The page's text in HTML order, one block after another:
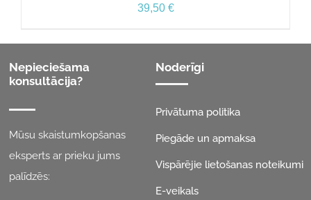
39,50 €
Nepieciešama
konsultācija?
Mūsu skaistumkopšanas
eksperts ar prieku jums
palīdzēs:
Noderīgi
Privātuma politika
Piegāde un apmaksa
Vispārējie lietošanas noteikumi
E-veikals